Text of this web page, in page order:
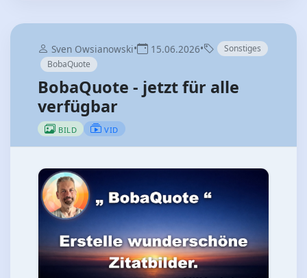
Sven Owsianowski• 15.06.2026•
Sonstiges
BobaQuote
BobaQuote - jetzt für alle
verfügbar
BILD VID